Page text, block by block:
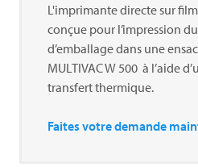
L'imprimante directe sur
conçue pour l’impression
d’emballage dans une
MULTIVACW 500 à l’aide
transfert thermique.
Faites votre demande